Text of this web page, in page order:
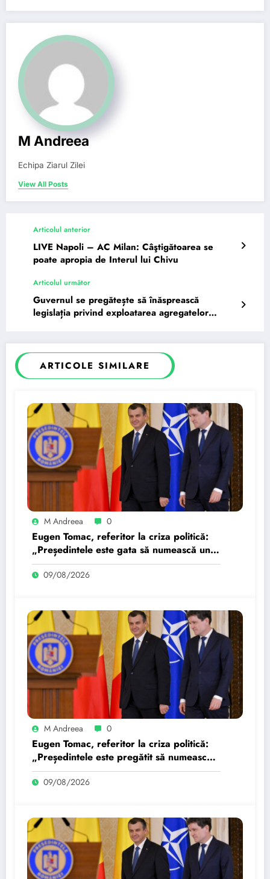
M Andreea
Echipa Ziarul Zilei
View All Posts
Articolul anterior
LIVE Napoli – AC Milan: Câştigătoarea se
poate apropia de Interul lui Chivu
Articolul următor
Guvernul se pregătește să înăsprească
legislația privind exploatarea agregatelor
ARTICOLE SIMILARE
M Andreea 0
Eugen Tomac, referitor la criza politică:
„Președintele este gata să numească un
candidat mâine”…
09/08/2026
M Andreea 0
Eugen Tomac, referitor la criza politică:
„Președintele este pregătit să numească
mâine un candidat”…
09/08/2026